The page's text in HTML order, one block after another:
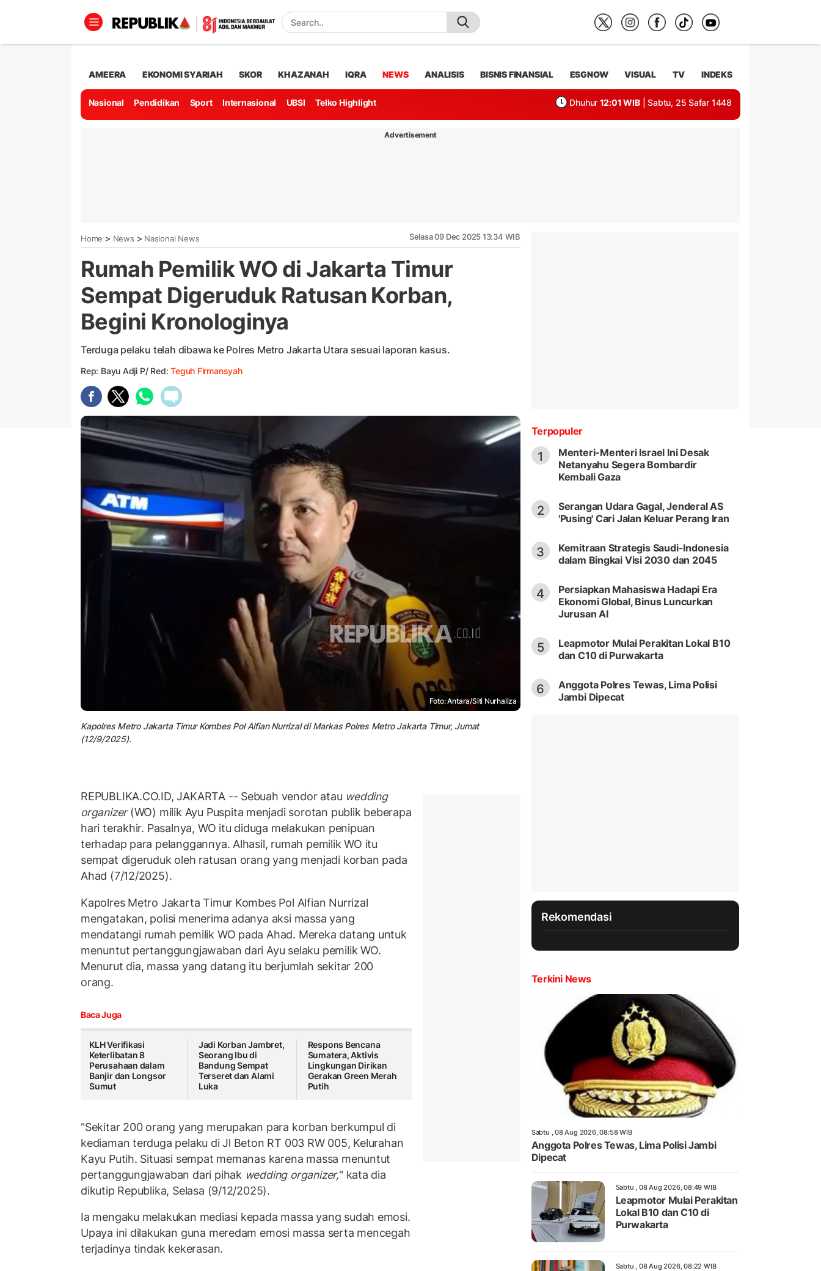
AMEERA EKONOMI SYARIAH SKOR KHAZANAH IQRA NEWS ANALISIS BISNIS FINANSIAL ESGNOW VISUAL TV INDEKS
Nasional Pendidikan Sport Internasional UBSI Telko Highlight Dhuhur 12:01 WIB | Sabtu, 25 Safar 1448
Advertisement
Home > News > Nasional News Selasa 09 Dec 2025 13:34 WIB
Rumah Pemilik WO di Jakarta Timur
Sempat Digeruduk Ratusan Korban,
Begini Kronologinya
Terduga pelaku telah dibawa ke Polres Metro Jakarta Utara sesuai laporan kasus.
Rep: Bayu Adji P/ Red:Teguh Firmansyah
Foto: Antara/Siti Nurhaliza
Kapolres Metro Jakarta Timur Kombes Pol Alfian Nurrizal di Markas Polres Metro Jakarta Timur, Jumat
(12/9/2025).
REPUBLIKA.CO.ID, JAKARTA -- Sebuah vendor atau wedding
organizer(WO) milik Ayu Puspita menjadi sorotan publik beberapa
hari terakhir. Pasalnya, WO itu diduga melakukan penipuan
terhadap para pelanggannya. Alhasil, rumah pemilik WO itu
sempat digeruduk oleh ratusan orang yang menjadi korban pada
Ahad (7/12/2025).
Kapolres Metro Jakarta Timur Kombes Pol Alfian Nurrizal
mengatakan, polisi menerima adanya aksi massa yang
mendatangi rumah pemilik WO pada Ahad. Mereka datang untuk
menuntut pertanggungjawaban dari Ayu selaku pemilik WO.
Menurut dia, massa yang datang itu berjumlah sekitar 200
orang.
Baca Juga
KLH Verifikasi
Keterlibatan 8
Perusahaan dalam
Banjir dan Longsor
Sumut
Jadi Korban Jambret,
Seorang Ibu di
Bandung Sempat
Terseret dan Alami
Luka
Respons Bencana
Sumatera, Aktivis
Lingkungan Dirikan
Gerakan Green Merah
Putih
"Sekitar 200 orang yang merupakan para korban berkumpul di
kediaman terduga pelaku di Jl Beton RT 003 RW 005, Kelurahan
Kayu Putih. Situasi sempat memanas karena massa menuntut
pertanggungjawaban dari pihak wedding organizer," kata dia
dikutip Republika, Selasa (9/12/2025).
Ia mengaku melakukan mediasi kepada massa yang sudah emosi.
Upaya ini dilakukan guna meredam emosi massa serta mencegah
terjadinya tindak kekerasan.
Terpopuler
1
Menteri-Menteri Israel Ini Desak
Netanyahu Segera Bombardir
Kembali Gaza
2
Serangan Udara Gagal, Jenderal AS
'Pusing' Cari Jalan Keluar Perang Iran
3
Kemitraan Strategis Saudi-Indonesia
dalam Bingkai Visi 2030 dan 2045
4
Persiapkan Mahasiswa Hadapi Era
Ekonomi Global, Binus Luncurkan
Jurusan AI
5
Leapmotor Mulai Perakitan Lokal B10
dan C10 di Purwakarta
6
Anggota Polres Tewas, Lima Polisi
Jambi Dipecat
Rekomendasi
Terkini News
Sabtu , 08 Aug 2026, 08:58 WIB
Anggota Polres Tewas, Lima Polisi Jambi
Dipecat
Sabtu , 08 Aug 2026, 08:49 WIB
Leapmotor Mulai Perakitan
Lokal B10 dan C10 di
Purwakarta
Sabtu , 08 Aug 2026, 08:22 WIB